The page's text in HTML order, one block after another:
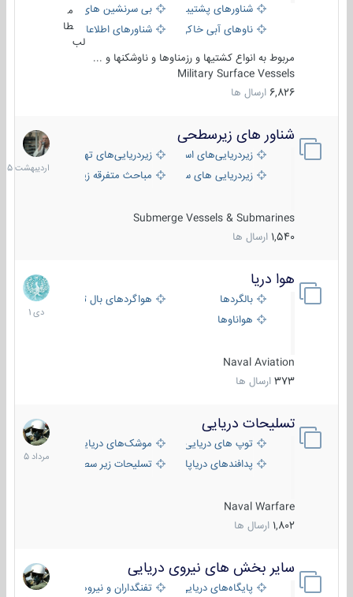
شناورهای پشتیبانی
بی سرنشین های دریایی
ناوهای آبی خاکی و نیروبرشناورهای اطلاعاتی و جاسوسی
م
طا
لب
مربوط به انواع کشتیها و رزمناوها و ناوشکنها و ...
Military Surface Vessels
6,826 ارسال ها
شناور های زیرسطحی
زیردریایی‌های استراتژیک زیردریایی‌های تهاجمی
زیردریایی های سبک
مباحث متفرقه زیرسطحی
Submerge Vessels & Submarines
1,540 ارسال ها
31
1405
هوا دریا
بالگردها
هواگردهای بال ثابت
هواناوها
Naval Aviation
373 ارسال ها
12
دی
تسلیحات دریایی
توپ های دریایی
موشک‌های دریایی
پدافندهای دریاپایه
تسلیحات زیر سطحی
Naval Warfare
1,802 ارسال ها
2
مرداد
سایر بخش های نیروی دریایی
پایگاه‌های دریایی
تفنگداران و نیروهای ویژه‌ی دریایی
22
بهمن